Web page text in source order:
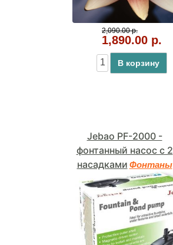
2,090.00 р.
1,890.00 р.
В корзину
Jebao PF-2000 -
фонтанный насос с 2
насадками Фонтаны